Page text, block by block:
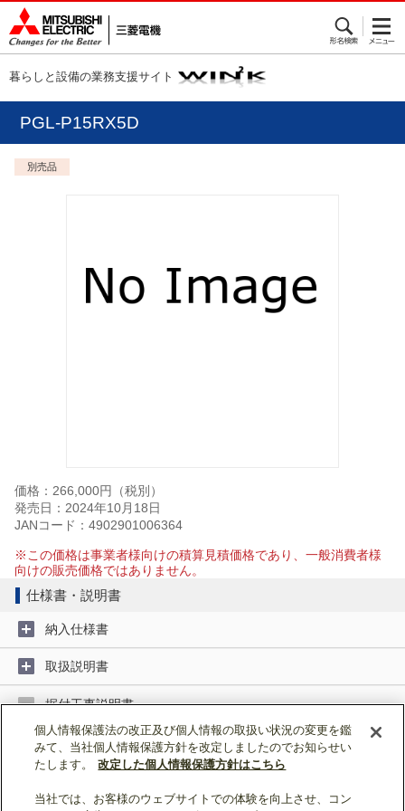
暮らしと設備の業務支援サイト
PGL-P15RX5D
別売品
価格：266,000円（税別）
発売日：2024年10月18日
JANコード：4902901006364
※この価格は事業者様向けの積算見積価格であり、一般消費者様
向けの販売価格ではありません。
仕様書・説明書
納入仕様書
取扱説明書
据付工事説明書
据付工事説明書 (4MB)
ページトップへ戻る
個人情報保護法の改正及び個人情報の取扱い状況の変更を鑑
みて、当社個人情報保護方針を改定しましたのでお知らせい
たします。
改定した個人情報保護方針はこちら
当社では、お客様のウェブサイトでの体験を向上させ、コン